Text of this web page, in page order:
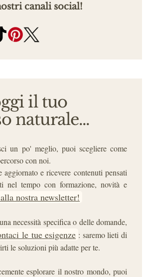
canali social!
il tuo
naturale...
un po' meglio, puoi scegliere come
con noi.
aggiornato e ricevere contenuti pensati
nel tempo con formazione, novità e
nostra newsletter!
necessità specifica o delle domande,
le tue esigenze : saremo lieti di
le soluzioni più adatte per te.
esplorare il nostro mondo, puoi